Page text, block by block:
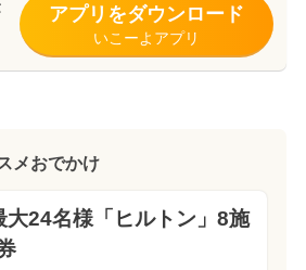
アプリをダウンロード
いこーよアプリ
メおでかけ
大24名様「ヒルトン」8施